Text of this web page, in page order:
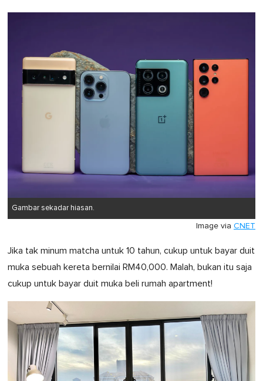
Gambar sekadar hiasan.
Image via CNET
Jika tak minum matcha untuk 10 tahun, cukup untuk bayar duit
muka sebuah kereta bernilai RM40,000. Malah, bukan itu saja
cukup untuk bayar duit muka beli rumah apartment!